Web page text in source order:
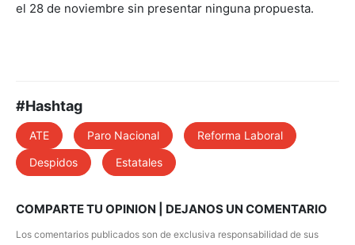
el 28 de noviembre sin presentar ninguna propuesta.
#Hashtag
ATE Paro Nacional
Reforma Laboral
Despidos
Estatales
COMPARTE TU OPINION | DEJANOS UN COMENTARIO
Los comentarios publicados son de exclusiva responsabilidad de sus